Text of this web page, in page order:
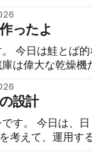
をPolar H9って
を時々書いてい
は慣れてきたし
心拍数計はiPhoneと
心拍数計は（た
使用、って使い
不満というか、
不便だよなーっ
ったよ
今日は鮭とば
偉大な乾燥機だよね
きますと見切ら
います。 なかで
鮭とば的な何か
設計
す。 今日は、
考えて、運用す